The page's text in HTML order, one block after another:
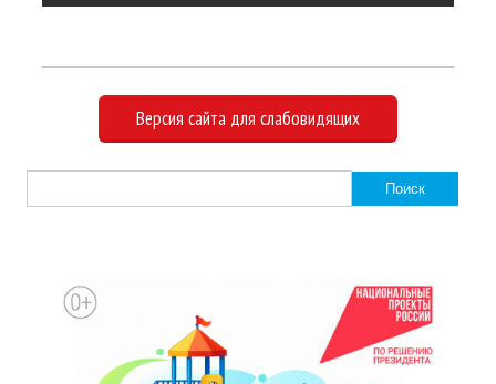
Версия сайта для слабовидящих